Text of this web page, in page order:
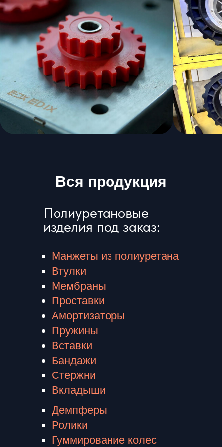
Вся продукция
Манжеты из полиуретана
Втулки
Мембраны
Проставки
Амортизаторы
Пружины
Вставки
Бандажи
Стержни
Вкладыши
Демпферы
Ролики
Гуммирование колес
Полиуретановые
изделия под заказ: